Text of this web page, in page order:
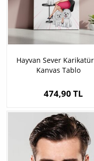
Hayvan Sever
Kanvas Tablo
474,90 TL